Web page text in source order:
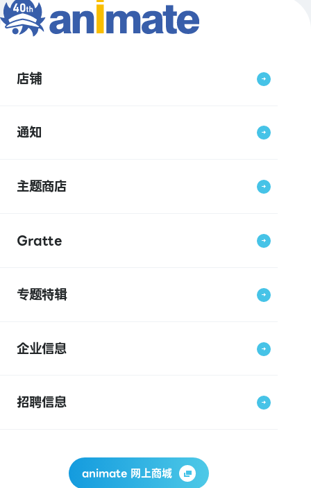
店铺
通知
主题商店
Gratte
专题特辑
企业信息
招聘信息
animate 网上商城